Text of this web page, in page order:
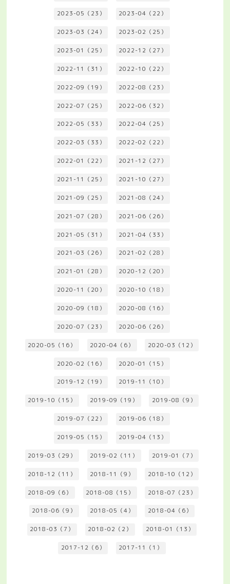
2023-05（23） 2023-04（22）
2023-03（24） 2023-02（25）
2023-01（25） 2022-12（27）
2022-11（31） 2022-10（22）
2022-09（19） 2022-08（23）
2022-07（25） 2022-06（32）
2022-05（33） 2022-04（25）
2022-03（33） 2022-02（22）
2022-01（22） 2021-12（27）
2021-11（25） 2021-10（27）
2021-09（25） 2021-08（24）
2021-07（28） 2021-06（26）
2021-05（31） 2021-04（33）
2021-03（26） 2021-02（28）
2021-01（28） 2020-12（20）
2020-11（20） 2020-10（18）
2020-09（18） 2020-08（16）
2020-07（23） 2020-06（26）
2020-05（16） 2020-04（6） 2020-03（12）
2020-02（16） 2020-01（15）
2019-12（19） 2019-11（10）
2019-10（15） 2019-09（19） 2019-08（9）
2019-07（22） 2019-06（18）
2019-05（15） 2019-04（13）
2019-03（29） 2019-02（11） 2019-01（7）
2018-12（11） 2018-11（9） 2018-10（12）
2018-09（6） 2018-08（15） 2018-07（23）
2018-06（9） 2018-05（4） 2018-04（6）
2018-03（7） 2018-02（2） 2018-01（13）
2017-12（6） 2017-11（1）